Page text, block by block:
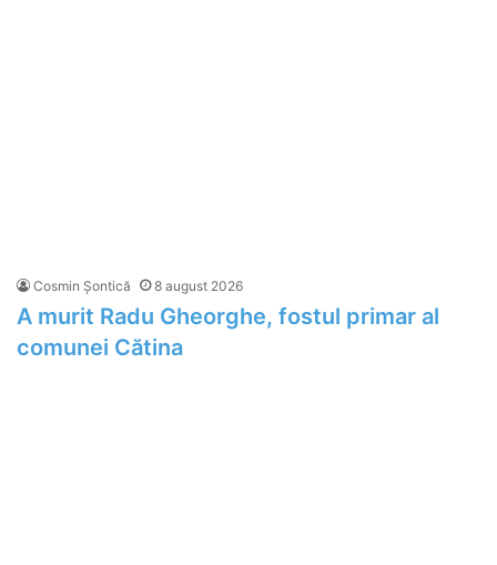
Cosmin Șontică 8 august 2026
A murit Radu Gheorghe, fostul primar al
comunei Cătina